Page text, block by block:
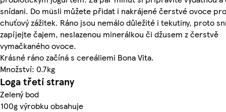
snídani. Do müsli můžete přidat i nakrájené čerstvé ovoce
chuťový zážitek. Ráno jsou nemálo důležité i tekutiny, proto
zapíjejte čajem, neslazenou minerálkou či džusem z čerstvě
vymačkaného ovoce.
Krásné ráno začíná s cereáliemi Bona Vita.
Množství: 0.7kg
Loga třetí strany
Zelený bod
100g výrobku obsahuje